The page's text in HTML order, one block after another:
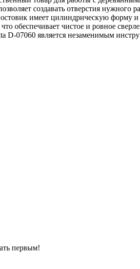
создавать отверстия
имеет цилиндрическую форму
обеспечивает чистое и ровное
D-07060 является незаменимым
первым!